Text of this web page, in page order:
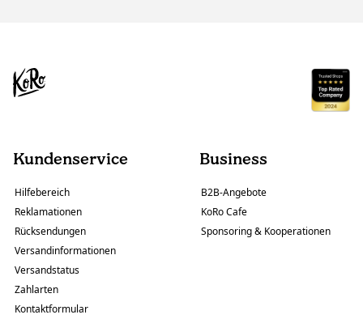
Kundenservice
Hilfebereich
Reklamationen
Rücksendungen
Versandinformationen
Versandstatus
Zahlarten
Kontaktformular
Business
B2B-Angebote
KoRo Cafe
Sponsoring & Kooperationen